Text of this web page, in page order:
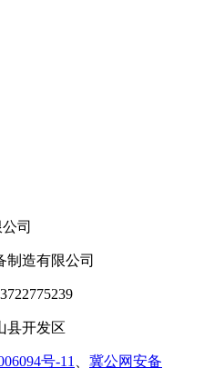
制造有限公司
县开发区
号-11 冀公网安备